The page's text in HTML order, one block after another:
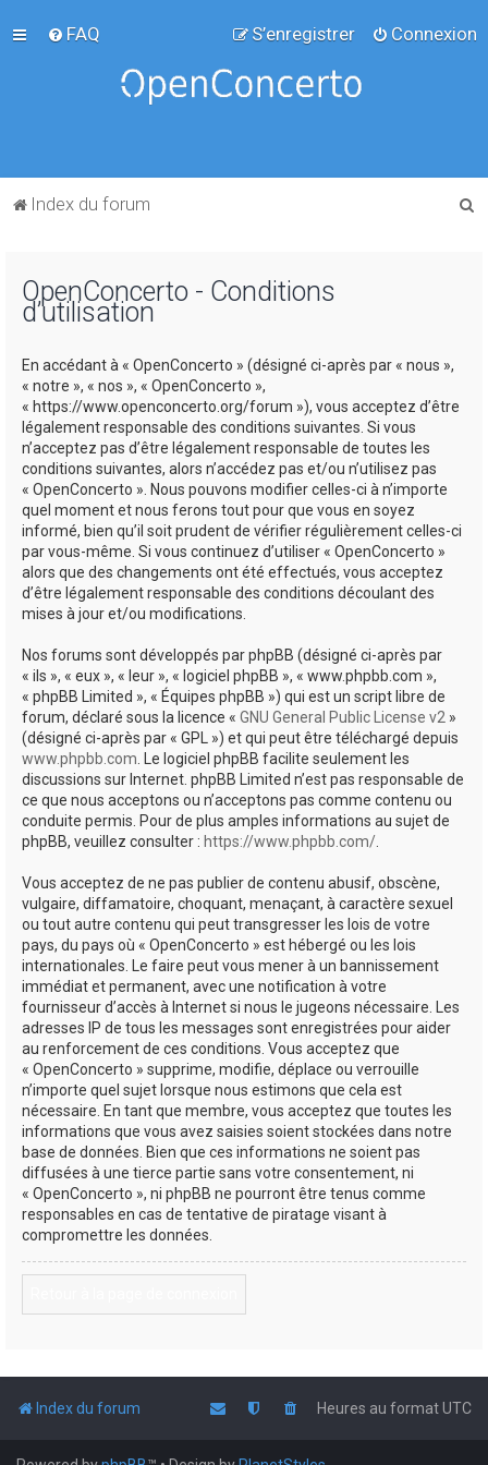
FAQ Connexion
S’enregistrer
Index du forum
OpenConcerto - Conditions
d’utilisation
En accédant à « OpenConcerto » (désigné ci-après par « nous »,
« notre », « nos », « OpenConcerto »,
« https://www.openconcerto.org/forum »), vous acceptez d’être
légalement responsable des conditions suivantes. Si vous
n’acceptez pas d’être légalement responsable de toutes les
conditions suivantes, alors n’accédez pas et/ou n’utilisez pas
« OpenConcerto ». Nous pouvons modifier celles-ci à n’importe
quel moment et nous ferons tout pour que vous en soyez
informé, bien qu’il soit prudent de vérifier régulièrement celles-ci
par vous-même. Si vous continuez d’utiliser « OpenConcerto »
alors que des changements ont été effectués, vous acceptez
d’être légalement responsable des conditions découlant des
mises à jour et/ou modifications.
Nos forums sont développés par phpBB (désigné ci-après par
« ils », « eux », « leur », « logiciel phpBB », « www.phpbb.com »,
« phpBB Limited », « Équipes phpBB ») qui est un script libre de
forum, déclaré sous la licence « GNU General Public License v2 »
(désigné ci-après par « GPL ») et qui peut être téléchargé depuis
www.phpbb.com. Le logiciel phpBB facilite seulement les
discussions sur Internet. phpBB Limited n’est pas responsable de
ce que nous acceptons ou n’acceptons pas comme contenu ou
conduite permis. Pour de plus amples informations au sujet de
phpBB, veuillez consulter : https://www.phpbb.com/.
Vous acceptez de ne pas publier de contenu abusif, obscène,
vulgaire, diffamatoire, choquant, menaçant, à caractère sexuel
ou tout autre contenu qui peut transgresser les lois de votre
pays, du pays où « OpenConcerto » est hébergé ou les lois
internationales. Le faire peut vous mener à un bannissement
immédiat et permanent, avec une notification à votre
fournisseur d’accès à Internet si nous le jugeons nécessaire. Les
adresses IP de tous les messages sont enregistrées pour aider
au renforcement de ces conditions. Vous acceptez que
« OpenConcerto » supprime, modifie, déplace ou verrouille
n’importe quel sujet lorsque nous estimons que cela est
nécessaire. En tant que membre, vous acceptez que toutes les
informations que vous avez saisies soient stockées dans notre
base de données. Bien que ces informations ne soient pas
diffusées à une tierce partie sans votre consentement, ni
« OpenConcerto », ni phpBB ne pourront être tenus comme
responsables en cas de tentative de piratage visant à
compromettre les données.
Index du forum Heures au formatUTC